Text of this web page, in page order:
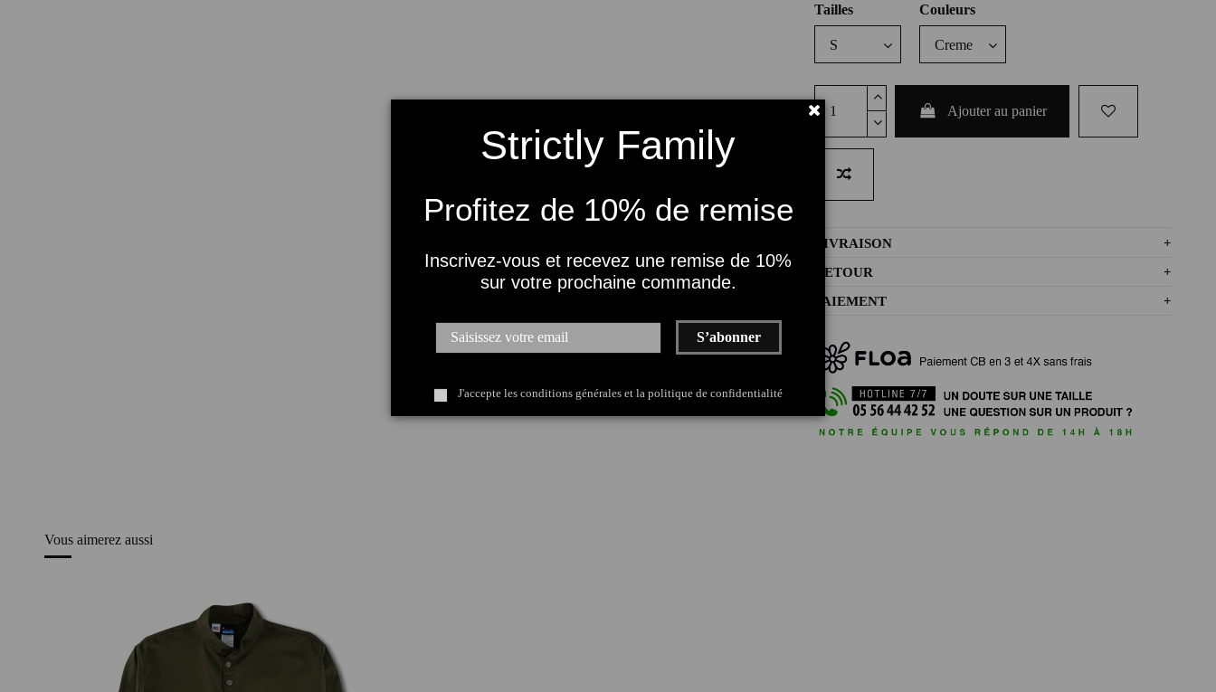
Tailles Couleurs
Ajouter au panier
LIVRAISON
+
RETOUR
+
PAIEMENT
+
Vous aimerez aussi
Strictly Family
Profitez de 10% de remise
Inscrivez-vous et recevez une remise de 10%
sur votre prochaine commande.
S’abonner
J'accepte les conditions générales et la politique de confidentialité